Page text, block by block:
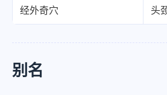
经外奇穴 头
别名